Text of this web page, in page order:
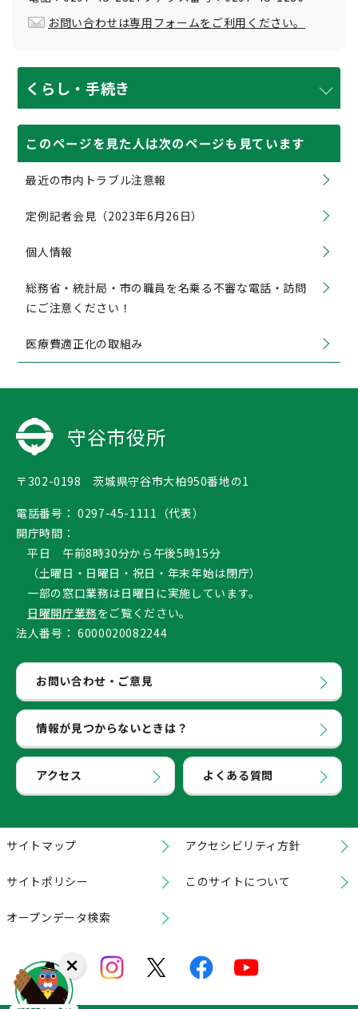
お問い合わせは専用フォームをご利用ください。
くらし・手続き
このページを見た人は次のページも見ています
最近の市内トラブル注意報
定例記者会見（2023年6月26日）
個人情報
総務省・統計局・市の職員を名乗る不審な電話・訪問
にご注意ください！
医療費適正化の取組み
守谷市役所
〒302-0198 茨城県守谷市大柏950番地の1
電話番号： 0297-45-1111（代表）
開庁時間：
平日 午前8時30分から午後5時15分
（土曜日・日曜日・祝日・年末年始は閉庁）
一部の窓口業務は日曜日に実施しています。
日曜開庁業務をご覧ください。
法人番号： 6000020082244
お問い合わせ・ご意見
情報が見つからないときは？
アクセス よくある質問
サイトマップ アクセシビリティ方針
サイトポリシー このサイトについて
オープンデータ検索